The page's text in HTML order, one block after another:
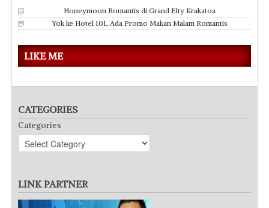
Honeymoon Romantis di Grand Elty Krakatoa
Yok ke Hotel 101, Ada Promo Makan Malam Romantis
LIKE ME
CATEGORIES
Categories
LINK PARTNER